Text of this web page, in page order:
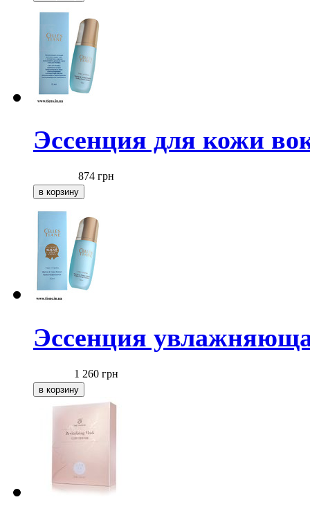
Эссенция для кожи
874 грн
Эссенция
1 260 грн